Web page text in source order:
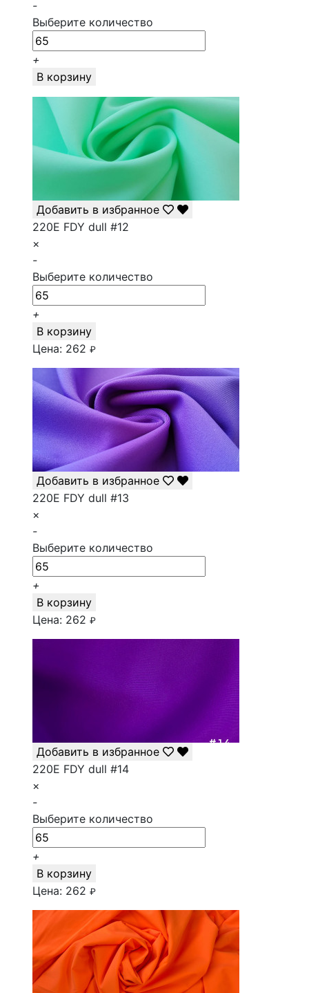
-
Выберите количество
+
В корзину
Добавить в избранное
220E FDY dull #12
×
-
Выберите количество
+
В корзину
Цена: 262 ₽
Добавить в избранное
220E FDY dull #13
×
-
Выберите количество
+
В корзину
Цена: 262 ₽
Добавить в избранное
220E FDY dull #14
×
-
Выберите количество
+
В корзину
Цена: 262 ₽